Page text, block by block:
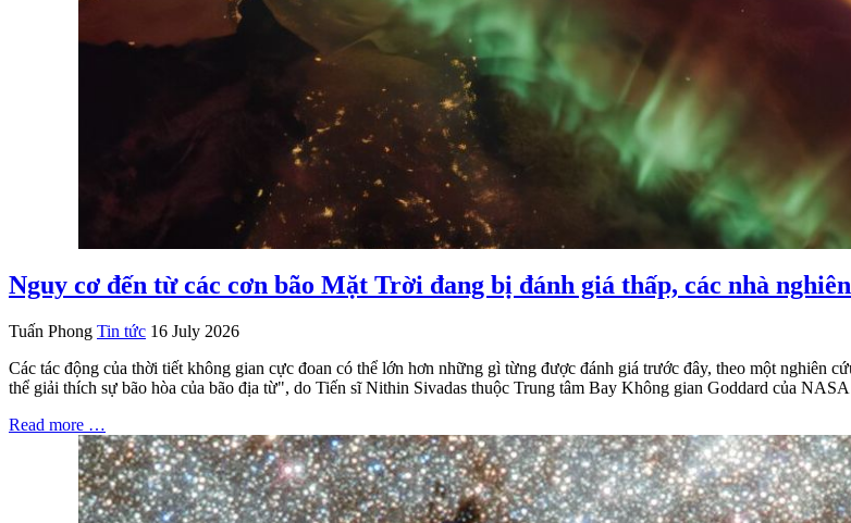
Nguy cơ đến từ các cơn bão Mặt Trời đang bị đánh giá thấp, các nhà
Tuấn Phong Tin tức 16 July 2026
Các tác động của thời tiết không gian cực đoan có thể lớn hơn những gì từng được đánh giá trước đây, theo một nghiên
thể giải thích sự bão hòa của bão địa từ", do Tiến sĩ Nithin Sivadas thuộc Trung tâm Bay Không gian Goddard của
Read more …